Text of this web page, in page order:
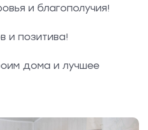
и благополучия!
и позитива!
дома и лучшее